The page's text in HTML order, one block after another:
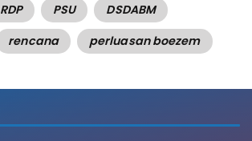
RDP PSU
DSDABM
rencana perluasan boezem